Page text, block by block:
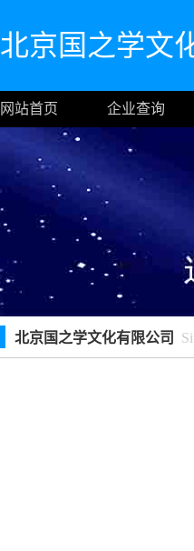
北京国之学文
网站首页 企业查询
北京国之学文化有限公司